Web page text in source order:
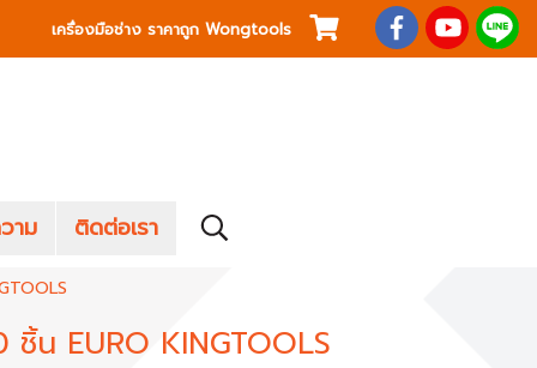
เครื่องมือช่าง ราคาถูก Wongtools
าม ติดต่อเรา
น EURO KINGTOOLS